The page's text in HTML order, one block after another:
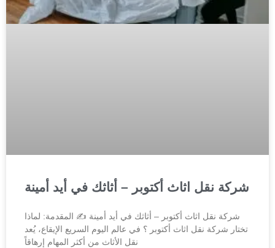
شركة نقل اثاث أكتوبر – أثاثك في أيد أمينة
شركة نقل اثاث أكتوبر – أثاثك في أيد أمينة ✍️ المقدمة: لماذا
تختار شركة نقل اثاث أكتوبر ؟ في عالم اليوم السريع الإيقاع، يُعد
نقل الأثاث من أكثر المهام إرهاقاً